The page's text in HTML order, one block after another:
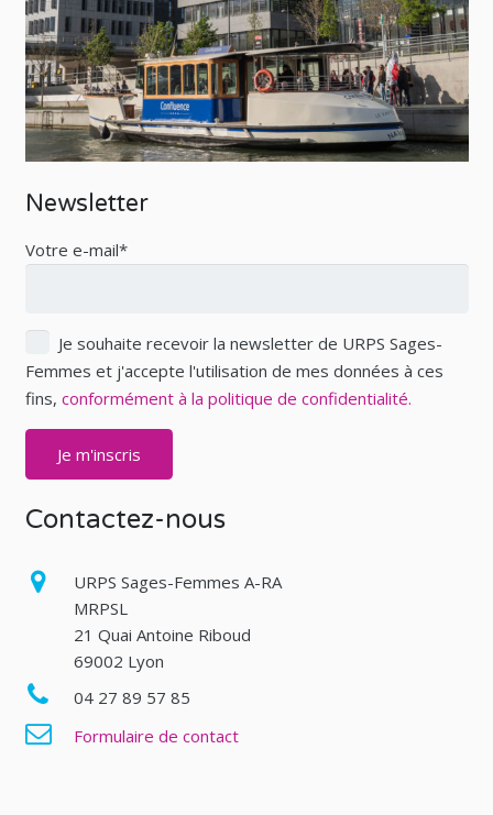
Newsletter
Votre e-mail*
Je souhaite recevoir la newsletter de URPS Sages-
Femmes et j'accepte l'utilisation de mes données à ces
fins, conformément à la politique de confidentialité.
Contactez-nous
URPS Sages-Femmes A-RA
MRPSL
21 Quai Antoine Riboud
69002 Lyon
04 27 89 57 85
Formulaire de contact